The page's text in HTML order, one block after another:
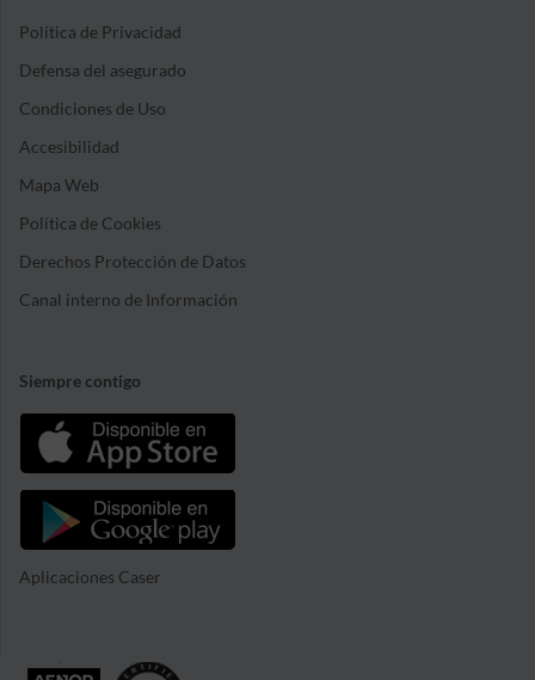
Política de Privacidad
Defensa del asegurado
Condiciones de Uso
Accesibilidad
Mapa Web
Política de Cookies
Derechos Protección de Datos
Canal interno de Información
Siempre contigo
Aplicaciones Caser